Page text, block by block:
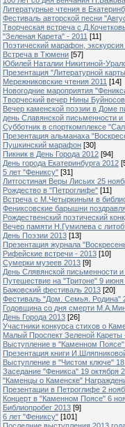
Литературные чтения в
Фестиваль авторской песни
Творческая встреча с
"Зеленая Карета" - 2011 [11]
Поэтический марафон,
Встреча в Тюмени [57]
Юбилей Наталии Никитиной-
Презентация "Литературной
Мережниковские чтения 2011 [14]
Новогодние мароприятия
Творческий вечер Нины
Вечер каменской поэзии в Доме
день Славянской письменности и
Субботник в спорткомплексе
Презентация альманаха
Пушкинский марафон [30]
Пикник в День Города 2012 [94]
День города Екатеринбурга 2012
5 лет "Фениксу" [31]
Литгостиная Веры Лисьих 25
Рождество в "Петроглифе" [11]
Встреча с М.Четыркиным в
Фениксовские барышни
Рождественский поэтический
Вечер памяти Н.Гумилева с
День Поэзии 2013 [13]
Презентация журнала
Рифейские встречи - 2013 [10]
Сумерки музеев 2013 [9]
День Слявянской письменности
Путешествие на "Тритоне" 9 июня
Бажовский фестиваль 2013 [20]
Фестиваль "Дом. Семья. Родина"
Годовщина со дня смерти
День Города 2013 [26]
Участники конкурса стихов о
Малый Проспект Зеленой Кареты
Выступление в "Каменном Поясе"
Презентация книги
Выступление в "Чистом ключе" 18
Заседание "Феникса" 19 октября
"Каменцы о Каменске"
Презентации в Петроглифе 2
Концерт в "Каменном Поясе" 6
Библиопробег 2013 [9]
6 лет "Фениксу" [101]